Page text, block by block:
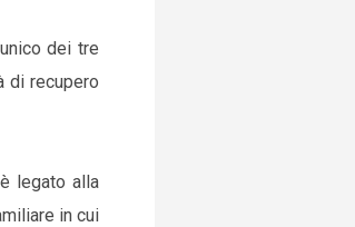
dei tre
di recupero
legato alla
in cui